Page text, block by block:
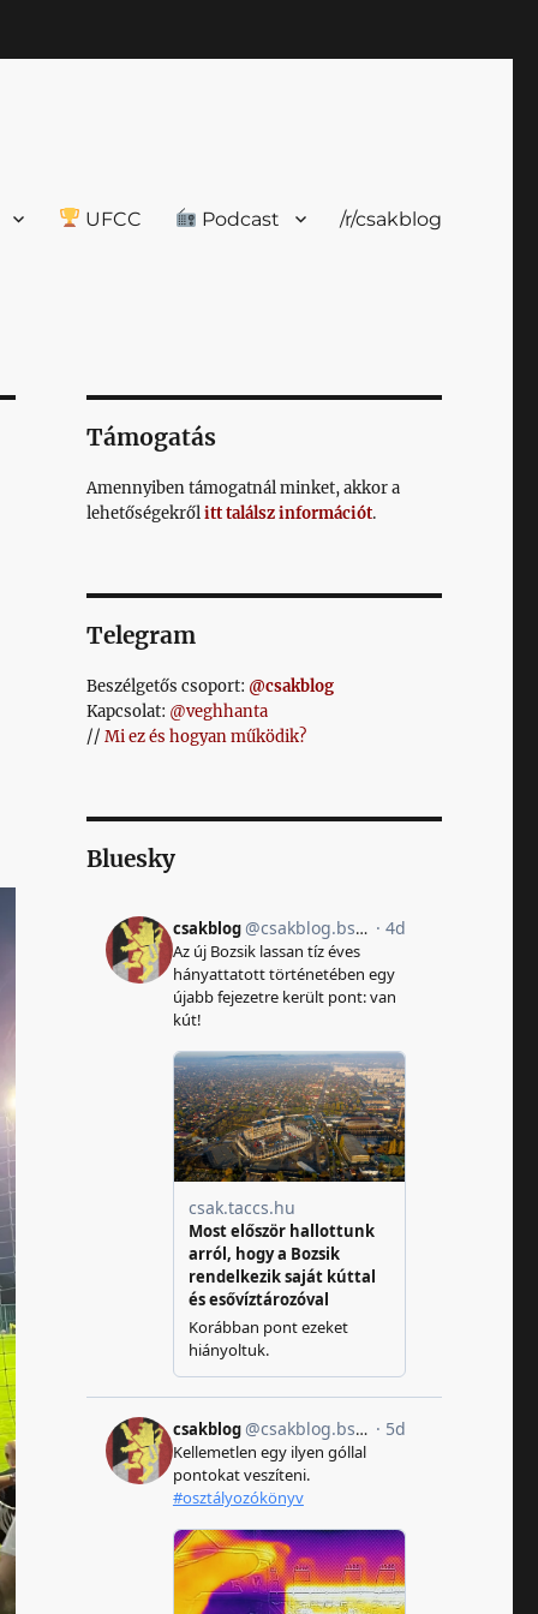
UFCC Podcast /r/csakblog
Támogatás
Amennyiben támogatnál minket, akkor a
lehetőségekrőlitt találsz információt.
Telegram
Beszélgetős csoport: @csakblog
Kapcsolat: @veghhanta
// Mi ez és hogyan működik?
Bluesky